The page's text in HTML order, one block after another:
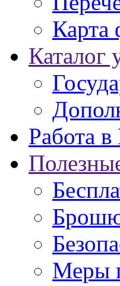
Карта
Каталог
Работа
Меры